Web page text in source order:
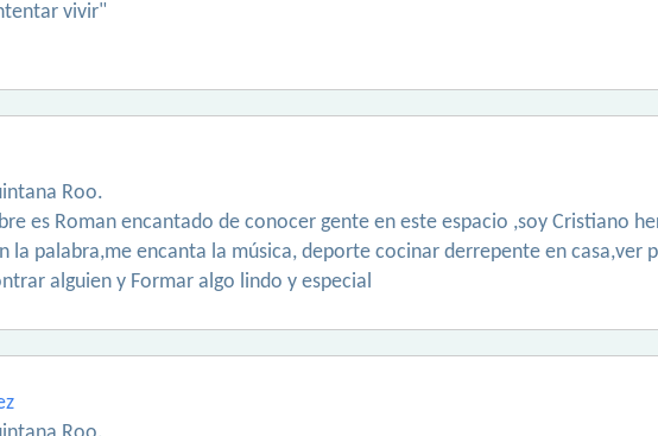
vivir"
Roo.
es Roman encantado de conocer gente en este espacio ,soy Cristiano
la palabra,me encanta la música, deporte cocinar derrepente en casa,ver
alguien y Formar algo lindo y especial